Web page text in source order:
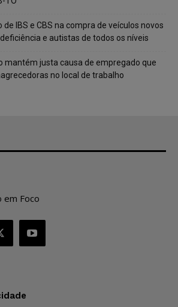
de IBS e CBS na compra de veículos novos
e autistas de todos os níveis
mantém justa causa de empregado que
no local de trabalho
em Foco